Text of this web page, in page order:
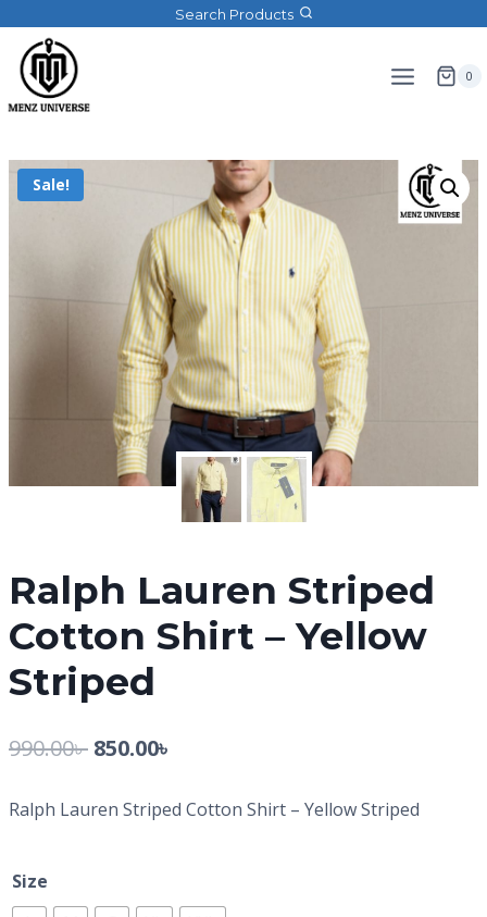
Search Products
0
Sale!
Ralph Lauren Striped
Cotton Shirt – Yellow
Striped
990.00৳ 850.00৳
Ralph Lauren Striped Cotton Shirt – Yellow Striped
Size